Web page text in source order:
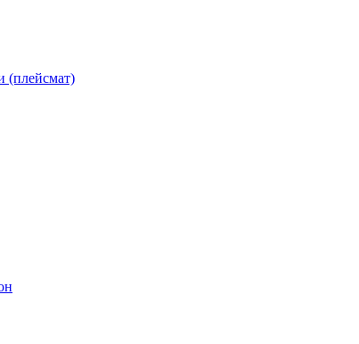
(плейсмат)